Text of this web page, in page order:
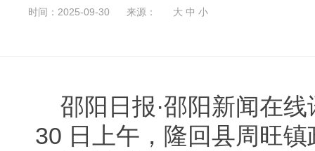
时间：2025-09-30 来源： 大 中 小
邵阳日报·邵阳新闻在
30 日上午，隆回县周旺